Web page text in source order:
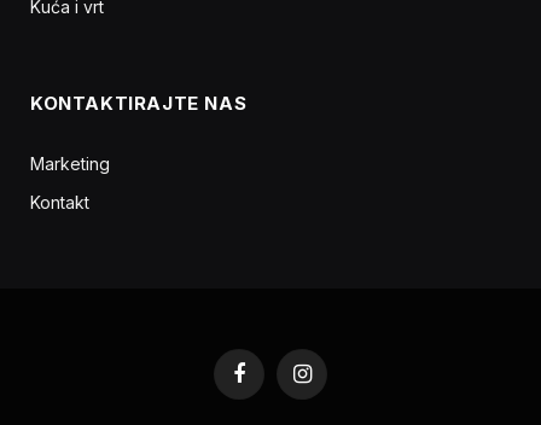
Kuća i vrt
KONTAKTIRAJTE NAS
Marketing
Kontakt
FacebookInstagram